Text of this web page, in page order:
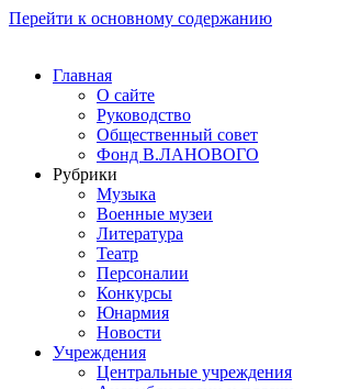
Перейти к основному содержанию
Главная
О сайте
Руководство
Общественный совет
Фонд В.ЛАНОВОГО
Рубрики
Музыка
Военные музеи
Литература
Театр
Персоналии
Конкурсы
Юнармия
Новости
Учреждения
Центральные учреждения